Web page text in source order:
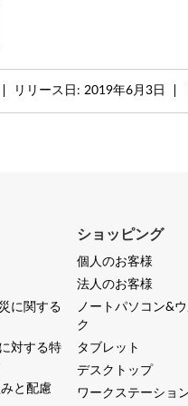
リリース日: 2019年6月3日
に関する
対する特
と配慮
ショッピング
個人のお客様
法人のお客様
ノートパソコン&
ク
タブレット
デスクトップ
ワークステーショ